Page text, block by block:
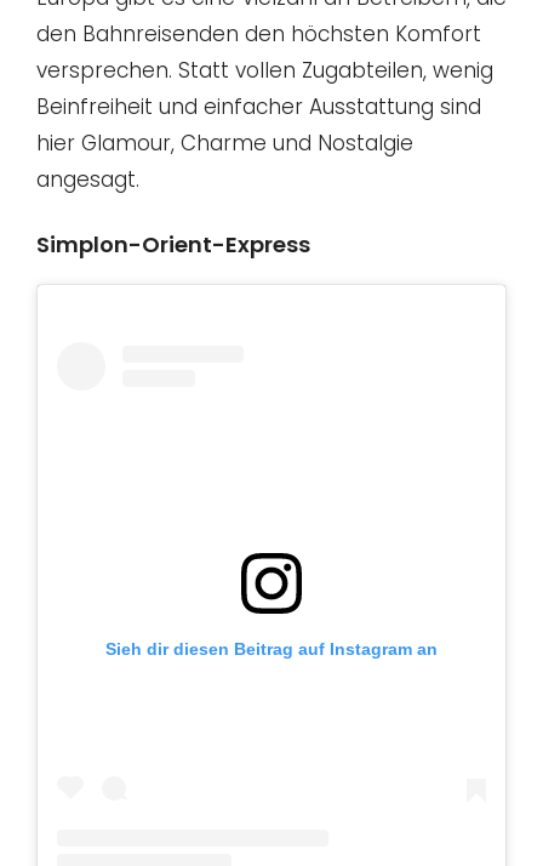
den Bahnreisenden den höchsten Komfort
versprechen. Statt vollen Zugabteilen, wenig
Beinfreiheit und einfacher Ausstattung sind
hier Glamour, Charme und Nostalgie
angesagt.
Simplon-Orient-Express
Sieh dir diesen Beitrag auf Instagram an